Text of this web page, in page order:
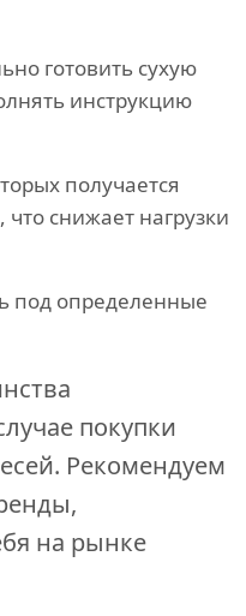
готовить сухую
инструкцию
получается
снижает нагрузки
под определенные
покупки
Рекомендуем
на рынке